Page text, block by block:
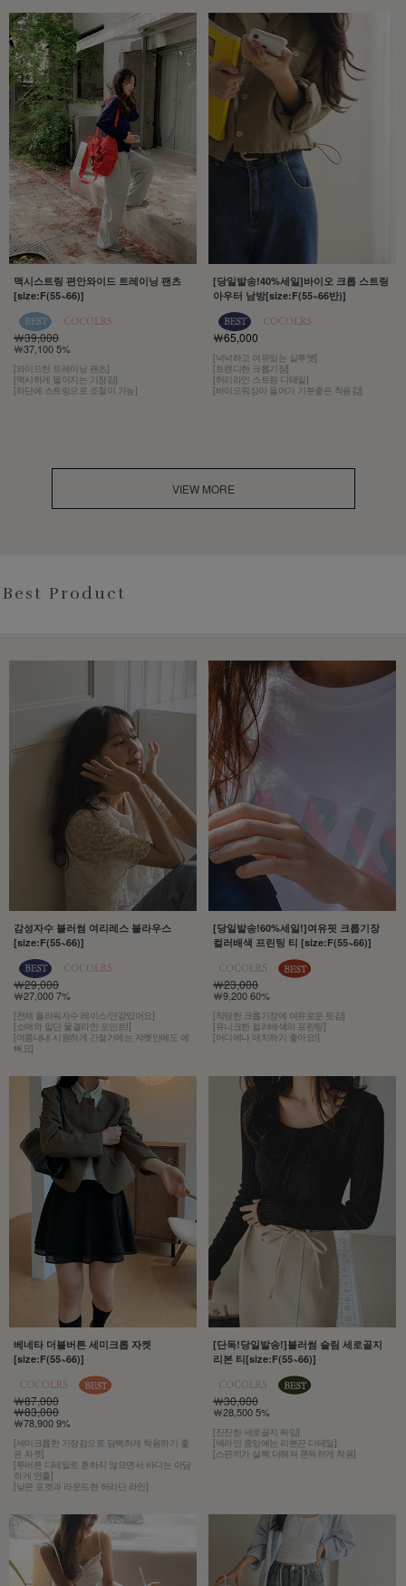
맥시스트링 편안와이드 트레이닝 팬츠
[size:F(55~66)]
￦39,000
￦37,100 5%
[와이드한 트레이닝 팬츠]
[맥시하게 떨어지는 기장감]
[하단에 스트링으로 조절이 가능]
[당일발송!40%세일]바이오 크롭 스트링
아우터 남방[size:F(55~66반)]
￦65,000
[넉넉하고 여유있는 실루엣]
[트렌디한 크롭기장]
[허리라인 스트링 디테일]
[바이오워싱이 들어가 기분좋은 착용감]
VIEW MORE
Best Product
감성자수 블러썸 여리레스 블라우스
[size:F(55~66)]
￦29,000
￦27,000 7%
[전체 플라워자수 레이스/안감있어요]
[소매와 밑단 물결라인 포인트!]
[여름내내 시원하게 간절기에는 쟈켓안에도 예
뻐요]
[당일발송!60%세일!]여유핏 크롭기장
컬러배색 프린팅 티 [size:F(55~66)]
￦23,000
￦9,200 60%
[적당한 크롭기장에 여유로운 핏감]
[유니크한 컬러배색의 프린팅]
[어디에나 매치하기 좋아요!]
베네타 더블버튼 세미크롭 자켓
[size:F(55~66)]
￦87,000
￦83,000
￦78,900 9%
[세미크롭한 기장감으로 담백하게 착용하기 좋
은 자켓]
[투버튼 디테일로 흔하지 않으면서 바디는 아담
하게 연출]
[낮은 포켓과 라운드한 허리단 라인]
[단독!당일발송!]블러썸 슬림 세로골지
리본 티[size:F(55~66)]
￦30,000
￦28,500 5%
[잔잔한 세로골지 짜임]
[넥라인 중앙에는 리본끈 디테일]
[스판끼가 살짝 더해져 쫀득하게 착용]